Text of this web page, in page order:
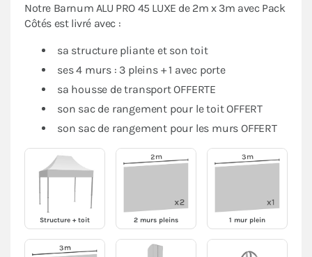
Notre Barnum ALU PRO 45 LUXE de 2m x 3m avec Pack
Côtés est livré avec :
sa structure pliante et son toit
ses 4 murs : 3 pleins + 1 avec porte
sa housse de transport OFFERTE
son sac de rangement pour le toit OFFERT
son sac de rangement pour les murs OFFERT
Structure + toit 2 murs pleins 1 mur plein